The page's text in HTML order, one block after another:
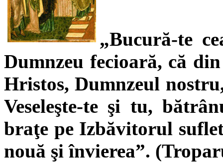
„Bucură-te
Dumnzeu fecioară, că
Hristos, Dumnzeul
Veseleşte-te şi tu,
braţe pe Izbăvitorul
nouă şi învierea”.